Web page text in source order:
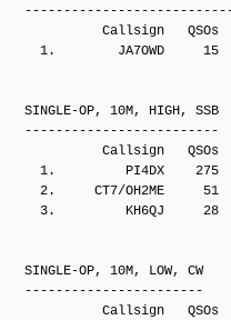
Callsign   QSOs  Points
1.        JA7OWD     15
SINGLE-OP, 10M, HIGH, SSB
-------------------------
Callsign   QSOs  Points
1.         PI4DX    275
2.     CT7/OH2ME     51
3.         KH6QJ     28
SINGLE-OP, 10M, LOW, CW
-----------------------
Callsign   QSOs  Points